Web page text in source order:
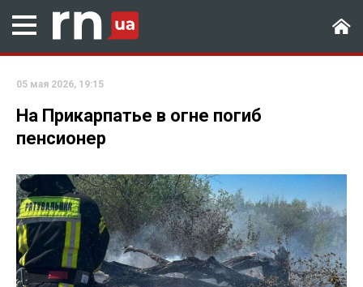
05 мая 2026, 19:15
На Прикарпатье в огне погиб
пенсионер